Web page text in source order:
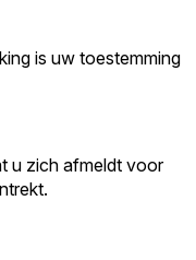
is uw toestemming
u zich afmeldt voor